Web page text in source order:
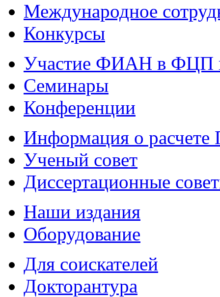
Международное
Конкурсы
Участие ФИАН в ФЦП
Семинары
Конференции
Информация о
Ученый совет
Диссертационные
Наши издания
Оборудование
Для соискателей
Докторантура